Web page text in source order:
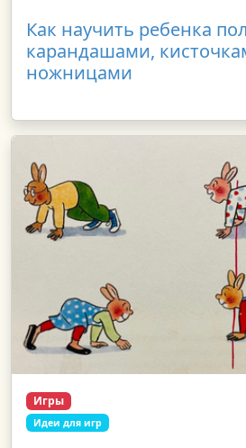
Как научить ребенка
карандашами,
ножницами
Игры
Идеи для игр